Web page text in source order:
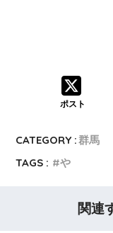
ポスト
CATEGORY :群馬
TAGS :
や
関連